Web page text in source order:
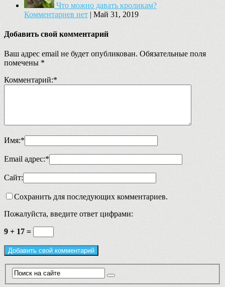
Что можно давать кроликам?
Комментариев нет | Май 31, 2019
Добавить свой комментарий
Ваш адрес email не будет опубликован. Обязательные поля
помечены *
Комментарий:*
Имя:*
Email адрес:*
Сайт:
Сохранить для последующих комментариев.
Пожалуйста, введите ответ цифрами:
9 + 17 =